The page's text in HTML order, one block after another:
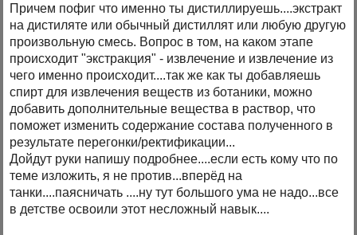
Причем пофиг что именно ты дистиллируешь....экстракт
на дистиляте или обычный дистиллят или любую другую
произвольную смесь. Вопрос в том, на каком этапе
происходит "экстракция" - извлечение и извлечение из
чего именно происходит....так же как ты добавляешь
спирт для извлечения веществ из ботаники, можно
добавить дополнительные вещества в раствор, что
поможет изменить содержание состава полученного в
результате перегонки/ректификации...
Дойдут руки напишу подробнее....если есть кому что по
теме изложить, я не против...вперёд на
танки....паясничать ....ну тут большого ума не надо...все
в детстве освоили этот несложный навык....